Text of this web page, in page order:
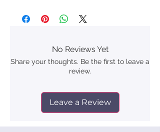
MercadoPago
No Reviews Yet
Share your thoughts. Be the first to leave a
review.
Leave a Review